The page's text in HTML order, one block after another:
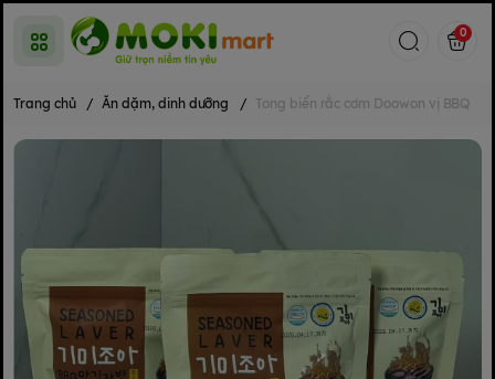
0
Trang chủ / Ăn dặm, dinh dưỡng / Tong biển rắc cơm Doowon vị BBQ